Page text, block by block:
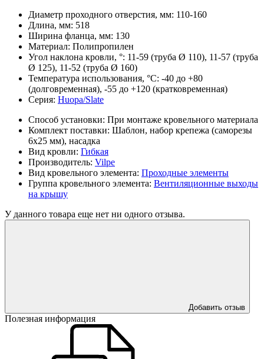
Диаметр проходного отверстия, мм: 110-160
Длина, мм: 518
Ширина фланца, мм: 130
Материал: Полипропилен
Угол наклона кровли, °: 11-59 (труба Ø 110), 11-57 (труба
Ø 125), 11-52 (труба Ø 160)
Температура использования, °С: -40 до +80
(долговременная), -55 до +120 (кратковременная)
Серия: Huopa/Slate
Способ установки: При монтаже кровельного материала
Комплект поставки: Шаблон, набор крепежа (саморезы
6x25 мм), насадка
Вид кровли: Гибкая
Производитель: Vilpe
Вид кровельного элемента: Проходные элементы
Группа кровельного элемента: Вентиляционные выходы
на крышу
У данного товара еще нет ни одного отзыва.
Добавить отзыв
Полезная информация